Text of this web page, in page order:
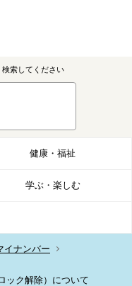
検索してください
健康・福祉
学ぶ・楽しむ
イナンバー
ック解除）について